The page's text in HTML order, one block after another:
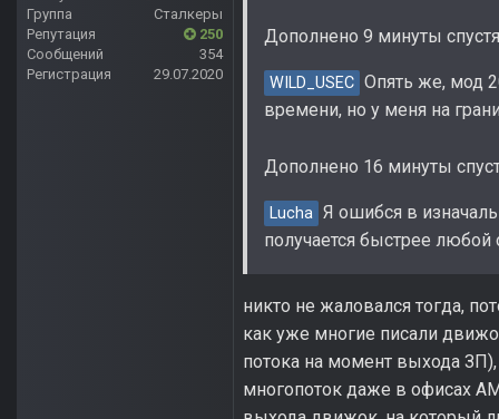
Группа
Сталкеры
Репутация
250
Сообщений
354
Регистрация
29.07.2020
Дополнено 9 минуты спустя
WILD_USEC Опять же, мод
времени, но у меня на
Дополнено 16 минуты
Lucha Я ошибся в
получается быстрее
никто не жаловался тогда,
как уже многие писали
потока на момент выхода
многопоток даже в офисах